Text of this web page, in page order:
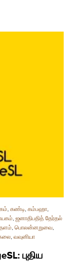
, கண்டி, கம்பஹா,
, ஜனாதிபதித் தேர்தல்
, பொலன்னறுவை,
, வவுனியா
புதிய